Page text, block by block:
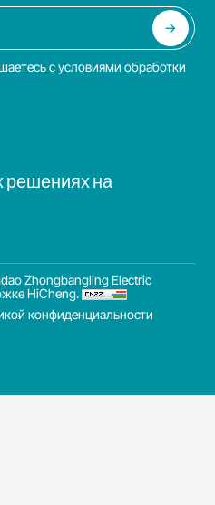
с условиями обработки
решениях на
конфиденциальности
Zhongbangling Electric
HiCheng.